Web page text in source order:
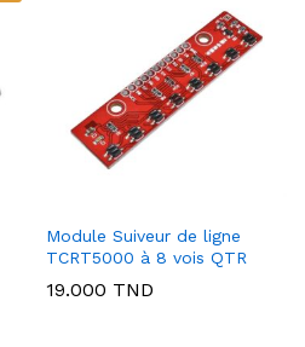
Module Suiveur de ligne
TCRT5000 à 8 vois QTR
19.000 TND